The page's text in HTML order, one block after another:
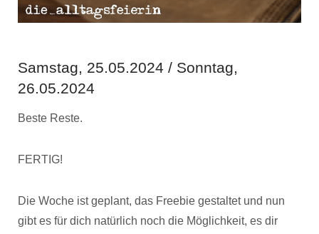
Samstag, 25.05.2024 / Sonntag,
26.05.2024
Beste Reste.
FERTIG!
Die Woche ist geplant, das Freebie gestaltet und nun
gibt es für dich natürlich noch die Möglichkeit, es dir